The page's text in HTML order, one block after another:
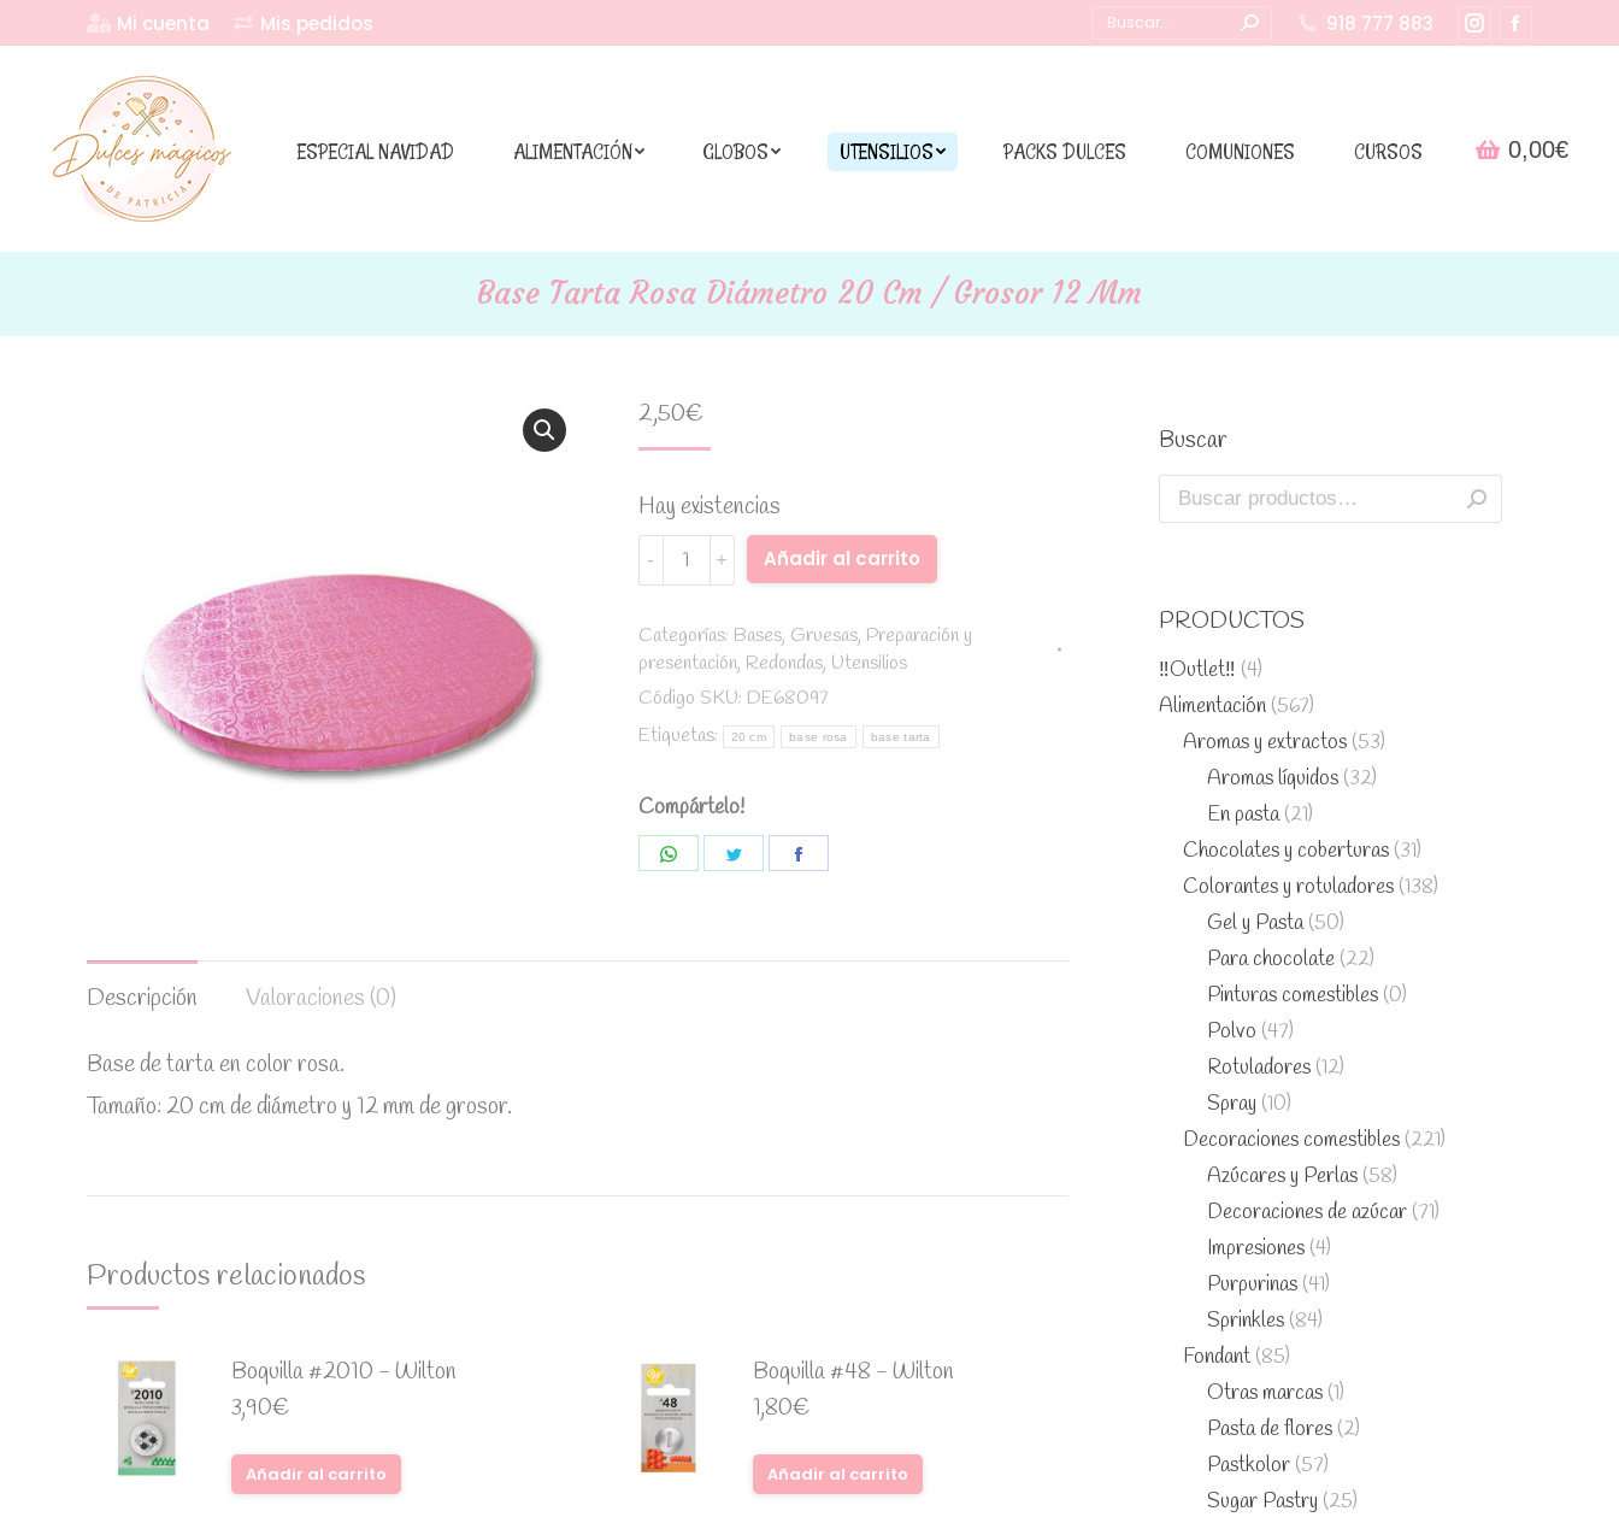
Mi cuenta Mis pedidos Buscar: 918 777 883
Instagram
in
Facebook
in
ESPECIAL NAVIDAD ALIMENTACIÓN GLOBOS UTENSILIOS PACKS DULCES COMUNIONES CURSOS 0,00€
Base Tarta Rosa Diámetro 20 Cm / Grosor 12 Mm
2,50€
Hay existencias
Base
tarta
diámetro
20
cm
/
12
mm
quantity
Añadir al carrito Alternative:
Categorías: Bases, Gruesas, Preparación y
presentación, Redondas, Utensilios
Código SKU: DE68097
Etiquetas:
20 cm base rosa base tarta
Compártelo!
Share
Share
Descripción Valoraciones (0)
Base de tarta en color rosa.
Tamaño: 20 cm de diámetro y 12 mm de grosor.
Productos relacionados
Boquilla #2010 - Wilton
3,90€
Añadir al carrito
Boquilla #48 - Wilton
1,80€
Añadir al carrito
Buscar
PRODUCTOS
‼️Outlet‼️ (4)
Alimentación (567)
Aromas y extractos (53)
Aromas líquidos (32)
En pasta (21)
Chocolates y coberturas (31)
Colorantes y rotuladores (138)
Gel y Pasta (50)
Para chocolate (22)
Pinturas comestibles (0)
Polvo (47)
Rotuladores (12)
Spray (10)
Decoraciones comestibles (221)
Azúcares y Perlas (58)
Decoraciones de azúcar (71)
Impresiones (4)
Purpurinas (41)
Sprinkles (84)
Fondant (85)
Otras marcas (1)
Pasta de flores (2)
Pastkolor (57)
Sugar Pastry (25)